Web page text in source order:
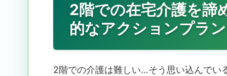
2階での在宅介護を諦
的なアクションプラン
2階での介護は難しい…そう思い込んでい